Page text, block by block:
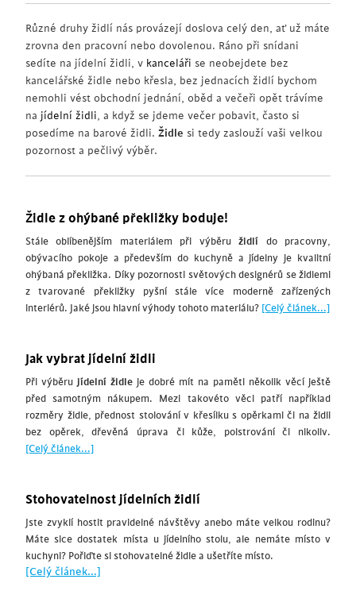
Různé druhy židlí nás provázejí doslova celý den, ať už máte
zrovna den pracovní nebo dovolenou. Ráno při snídani
sedíte na jídelní židli, v kanceláři se neobejdete bez
kancelářské židle nebo křesla, bez jednacích židlí bychom
nemohli vést obchodní jednání, oběd a večeři opět trávíme
na jídelní židli, a když se jdeme večer pobavit, často si
posedíme na barové židli. Židle si tedy zaslouží vaši velkou
pozornost a pečlivý výběr.
Židle z ohýbané překližky boduje!
Stále oblíbenějším materiálem při výběružidlí do pracovny,
obývacího pokoje a především do kuchyně a jídelny je kvalitní
ohýbaná překližka. Díky pozornosti světových designérů se židlemi
z tvarované překližky pyšní stále více moderně zařízených
interiérů. Jaké jsou hlavní výhody tohoto materiálu? [Celý článek...]
Jak vybrat jídelní židli
Při výběru jídelní židle je dobré mít na paměti několik věcí ještě
před samotným nákupem. Mezi takovéto věci patří například
rozměry židle, přednost stolování v křesílku s opěrkami či na židli
bez opěrek, dřevěná úprava či kůže, polstrování či nikoliv.
[Celý článek...]
Stohovatelnost jídelních židlí
Jste zvyklí hostit pravidelné návštěvy anebo máte velkou rodinu?
Máte sice dostatek místa u jídelního stolu, ale nemáte místo v
kuchyni? Pořiďte si stohovatelné židle a ušetříte místo.
[Celý článek...]